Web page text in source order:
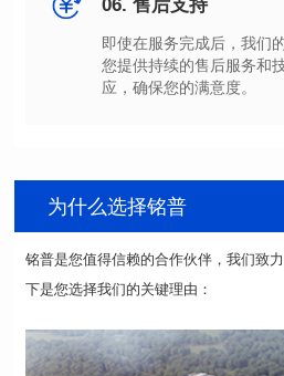
06. 售后支持
应，确保您的满意度。
为什么选择铭普
下是您选择我们的关键理由：